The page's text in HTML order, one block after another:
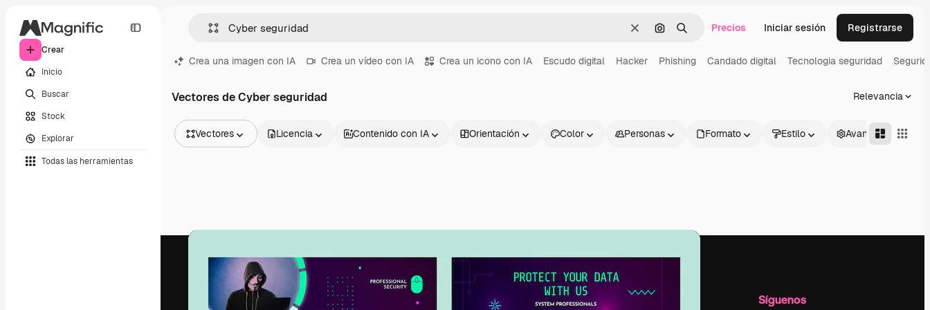
Crear
Inicio
Buscar
Stock
Explorar
Todas las herramientas
BorrarBuscar por imagen
BuscarPrecios Iniciar sesión Registrarse
Crea una imagen con IA Crea un vídeo con IA Crea un icono con IA Escudo digital Hacker Phishing Candado digital Tecnologia seguridad
Vectores de Cyber seguridad Relevancia
Vectores
Vídeos
Motion graphics
Plantillas de vídeos
Modelos 3D
Fuentes
Licencia Contenido con IA Orientación Color Personas Formato Estilo Avanzado
Productos Información útil Empresa Síguenos